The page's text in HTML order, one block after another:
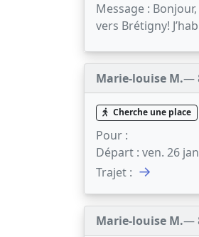
Message :
vers Brétigny!
Marie-louise M.—
Cherche une place
Pour :
Départ : ven. 26
Trajet : →
Marie-louise M.—